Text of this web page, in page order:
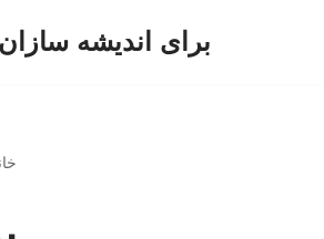
برای اندیشه سازان